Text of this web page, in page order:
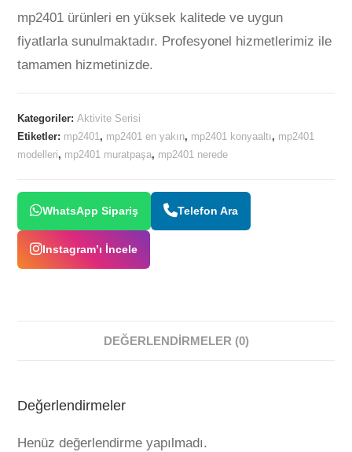
mp2401 ürünleri en yüksek kalitede ve uygun
fiyatlarla sunulmaktadır. Profesyonel hizmetlerimiz ile
tamamen hizmetinizde.
Kategoriler:Aktivite Serisi
Etiketler: mp2401 , mp2401 en yakın, mp2401 konyaaltı, mp2401
modelleri, mp2401 muratpaşa, mp2401 nerede
WhatsApp Sipariş Telefon Ara
Instagram’ı İncele
DEĞERLENDIRMELER (0)
Değerlendirmeler
Henüz değerlendirme yapılmadı.